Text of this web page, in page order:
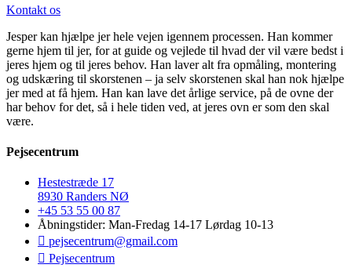
Kontakt os
Jesper kan hjælpe jer hele vejen igennem processen. Han kommer
gerne hjem til jer, for at guide og vejlede til hvad der vil være bedst i
jeres hjem og til jeres behov. Han laver alt fra opmåling, montering
og udskæring til skorstenen – ja selv skorstenen skal han nok hjælpe
jer med at få hjem. Han kan lave det årlige service, på de ovne der
har behov for det, så i hele tiden ved, at jeres ovn er som den skal
være.
Pejsecentrum
Hestestræde 17
8930 Randers NØ
+45 53 55 00 87
Åbningstider: Man-Fredag 14-17 Lørdag 10-13
pejsecentrum@gmail.com
Pejsecentrum